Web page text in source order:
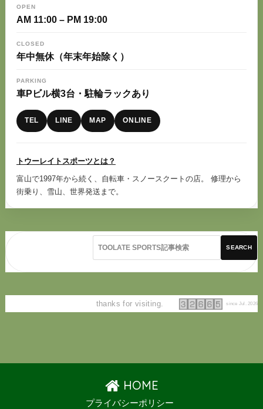
OPEN
AM 11:00 – PM 19:00
CLOSED
年中無休（年末年始除く）
PARKING
車Pビル横3台・駐輪ラックあり
TEL LINE MAP ONLINE
トウーレイトスポーツとは？
富山で1997年から続く、自転車・スノースクートの店。 修理から
街乗り、雪山、世界発送まで。
SEARCH
thanks for visiting. since Jul. 2026
HOME
プライバシーポリシー